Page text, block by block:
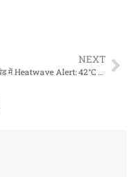
NEXT
उत्तराखंड में Heatwave Alert: 42°C तक पहुंचेगा पारा, इन जिलों में लू का खतरा!